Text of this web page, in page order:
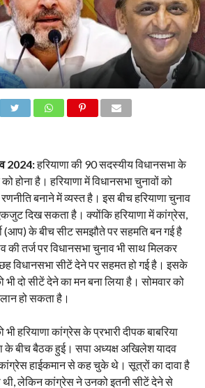
2024:हरियाणा की 90 सदस्यीय विधानसभा के
होना है। हरियाणा में विधानसभा चुनावों को
बनाने में व्यस्त है। इस बीच हरियाणा चुनाव
दिख सकता है। क्योंकि हरियाणा में कांग्रेस,
(आप) के बीच सीट समझौते पर सहमति बन गई है
तर्ज पर विधानसभा चुनाव भी साथ मिलकर
विधानसभा सीटें देने पर सहमत हो गई है। इसके
दो सीटें देने का मन बना लिया है। सोमवार को
हो सकता है।
भी हरियाणा कांग्रेस के प्रभारी दीपक बाबरिया
के बीच बैठक हुई। सपा अध्यक्ष अखिलेश यादव
हाईकमान से कह चुके थे। सूत्रों का दावा है
थी, लेकिन कांग्रेस ने उनको इतनी सीटें देने से